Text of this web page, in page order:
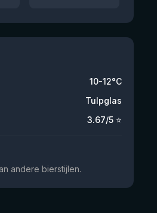
10-12°C
Tulpglas
3.67/5 ⭐
andere bierstijlen.